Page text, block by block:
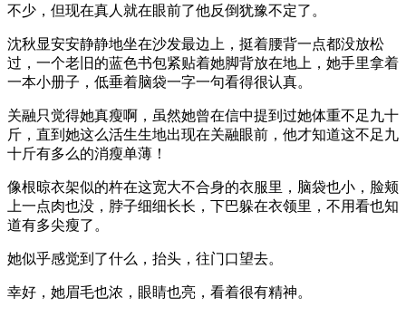
不少，但现在真人就在眼前了他反倒犹豫不定了。
沈秋显安安静静地坐在沙发最边上，挺着腰背一点都没放松
过，一个老旧的蓝色书包紧贴着她脚背放在地上，她手里拿着
一本小册子，低垂着脑袋一字一句看得很认真。
关融只觉得她真瘦啊，虽然她曾在信中提到过她体重不足九十
斤，直到她这么活生生地出现在关融眼前，他才知道这不足九
十斤有多么的消瘦单薄！
像根晾衣架似的杵在这宽大不合身的衣服里，脑袋也小，脸颊
上一点肉也没，脖子细细长长，下巴躲在衣领里，不用看也知
道有多尖瘦了。
她似乎感觉到了什么，抬头，往门口望去。
幸好，她眉毛也浓，眼睛也亮，看着很有精神。